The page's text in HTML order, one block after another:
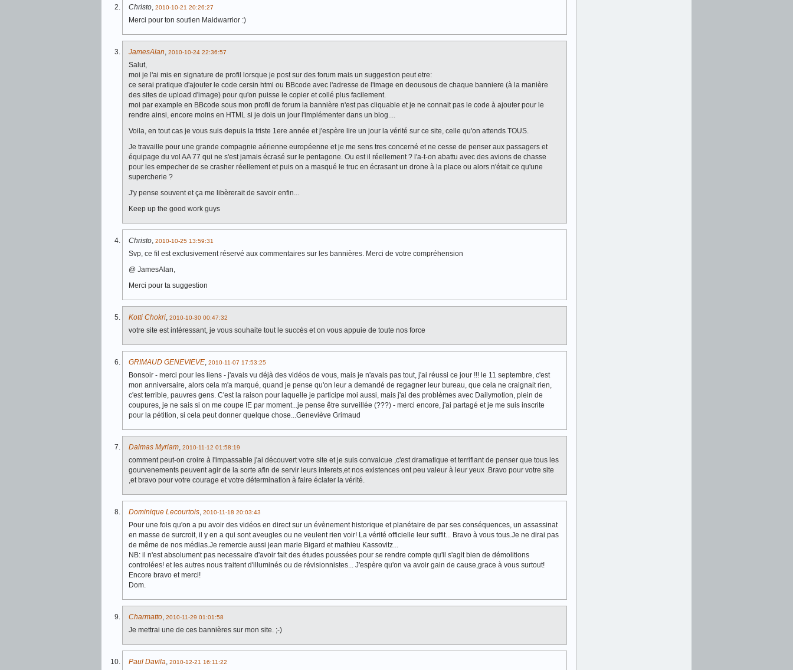
Christo, 2010-10-21 20:26:27
Merci pour ton soutien Maidwarrior :)
JamesAlan, 2010-10-24 22:36:57
Salut,
moi je l'ai mis en signature de profil lorsque je post sur des forum mais un suggestion peut etre:
ce serai pratique d'ajouter le code cersin html ou BBcode avec l'adresse de l'image en deousous de chaque banniere (à la manière
des sites de upload d'image) pour qu'on puisse le copier et collé plus facilement.
moi par example en BBcode sous mon profil de forum la bannière n'est pas cliquable et je ne connait pas le code à ajouter pour le
rendre ainsi, encore moins en HTML si je dois un jour l'implémenter dans un blog....
Voila, en tout cas je vous suis depuis la triste 1ere année et j'espère lire un jour la vérité sur ce site, celle qu'on attends TOUS.
Je travaille pour une grande compagnie aérienne européenne et je me sens tres concerné et ne cesse de penser aux passagers et
équipage du vol AA 77 qui ne s'est jamais écrasé sur le pentagone. Ou est il réellement ? l'a-t-on abattu avec des avions de chasse
pour les empecher de se crasher réellement et puis on a masqué le truc en écrasant un drone à la place ou alors n'était ce qu'une
supercherie ?
J'y pense souvent et ça me libèrerait de savoir enfin...
Keep up the good work guys
Christo, 2010-10-25 13:59:31
Svp, ce fil est exclusivement réservé aux commentaires sur les bannières. Merci de votre compréhension
@ JamesAlan,
Merci pour ta suggestion
Kotti Chokri, 2010-10-30 00:47:32
votre site est intéressant, je vous souhaite tout le succès et on vous appuie de toute nos force
GRIMAUD GENEVIEVE, 2010-11-07 17:53:25
Bonsoir - merci pour les liens - j'avais vu déjà des vidéos de vous, mais je n'avais pas tout, j'ai réussi ce jour !!! le 11 septembre, c'est
mon anniversaire, alors cela m'a marqué, quand je pense qu'on leur a demandé de regagner leur bureau, que cela ne craignait rien,
c'est terrible, pauvres gens. C'est la raison pour laquelle je participe moi aussi, mais j'ai des problèmes avec Dailymotion, plein de
coupures, je ne sais si on me coupe IE par moment...je pense être surveillée (???) - merci encore, j'ai partagé et je me suis inscrite
pour la pétition, si cela peut donner quelque chose...Geneviève Grimaud
Dalmas Myriam, 2010-11-12 01:58:19
comment peut-on croire à l'impassable j'ai découvert votre site et je suis convaicue ,c'est dramatique et terrifiant de penser que tous les
gourvenements peuvent agir de la sorte afin de servir leurs interets,et nos existences ont peu valeur à leur yeux .Bravo pour votre site
,et bravo pour votre courage et votre détermination à faire éclater la vérité.
Dominique Lecourtois, 2010-11-18 20:03:43
Pour une fois qu'on a pu avoir des vidéos en direct sur un évènement historique et planétaire de par ses conséquences, un assassinat
en masse de surcroit, il y en a qui sont aveugles ou ne veulent rien voir! La vérité officielle leur suffit... Bravo à vous tous.Je ne dirai pas
de même de nos médias.Je remercie aussi jean marie Bigard et mathieu Kassovitz...
NB: il n'est absolument pas necessaire d'avoir fait des études poussées pour se rendre compte qu'il s'agit bien de démolitions
controlées! et les autres nous traitent d'illuminés ou de révisionnistes... J'espère qu'on va avoir gain de cause,grace à vous surtout!
Encore bravo et merci!
Dom.
Charmatto, 2010-11-29 01:01:58
Je mettrai une de ces bannières sur mon site. ;-)
Paul Davila, 2010-12-21 16:11:22